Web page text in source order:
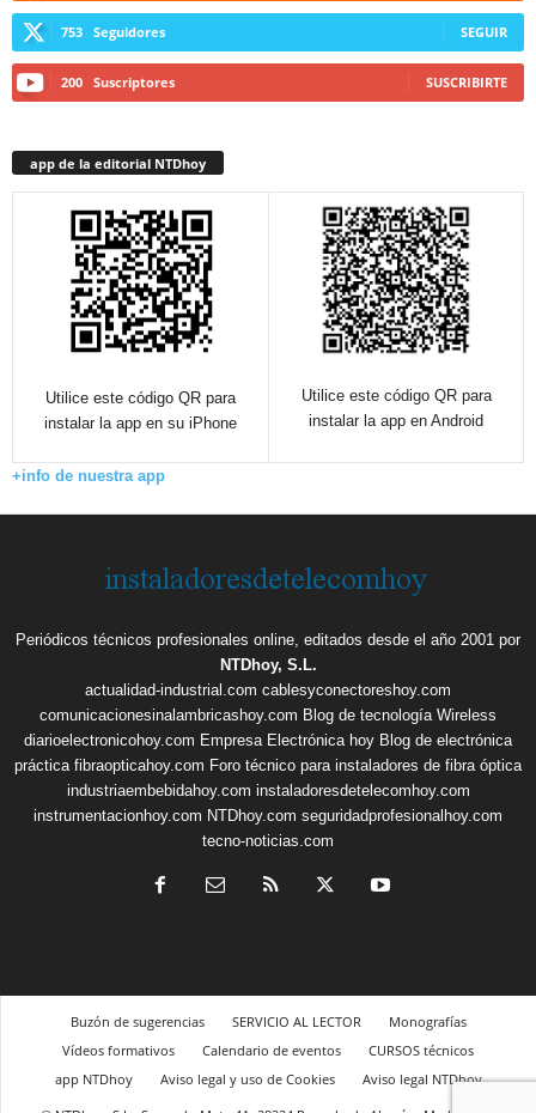
753 Seguidores SEGUIR
200 Suscriptores SUSCRIBIRTE
app de la editorial NTDhoy
Utilice este código QR para
instalar la app en su iPhone
Utilice este código QR para
instalar la app en Android
+info de nuestra app
Periódicos técnicos profesionales online, editados desde el año 2001 por
NTDhoy, S.L.
actualidad-industrial.com cablesyconectoreshoy.com
comunicacionesinalambricashoy.com Blog de tecnología Wireless
diarioelectronicohoy.com Empresa Electrónica hoy Blog de electrónica
práctica fibraopticahoy.com Foro técnico para instaladores de fibra óptica
industriaembebidahoy.com instaladoresdetelecomhoy.com
instrumentacionhoy.com NTDhoy.com seguridadprofesionalhoy.com
tecno-noticias.com
Buzón de sugerencias SERVICIO AL LECTOR
Monografías
Vídeos formativos
Calendario de eventos
CURSOS técnicos
app NTDhoy
Aviso legal y uso de Cookies
Aviso legal NTDhoy